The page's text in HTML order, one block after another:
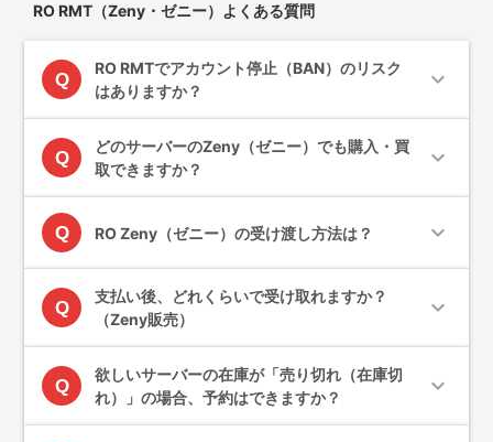
RO RMT（Zeny・ゼニー）よくある質問
Q
RO RMTでアカウント停止（BAN）のリスク
はありますか？
expand_more
Q
どのサーバーのZeny（ゼニー）でも購入・買
取できますか？
expand_more
Q RO Zeny（ゼニー）の受け渡し方法は？ expand_more
Q
支払い後、どれくらいで受け取れますか？
（Zeny販売）
expand_more
Q
欲しいサーバーの在庫が「売り切れ（在庫切
れ）」の場合、予約はできますか？
expand_more